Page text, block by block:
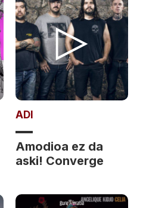
ADI
Amodioa ez da
aski! Converge